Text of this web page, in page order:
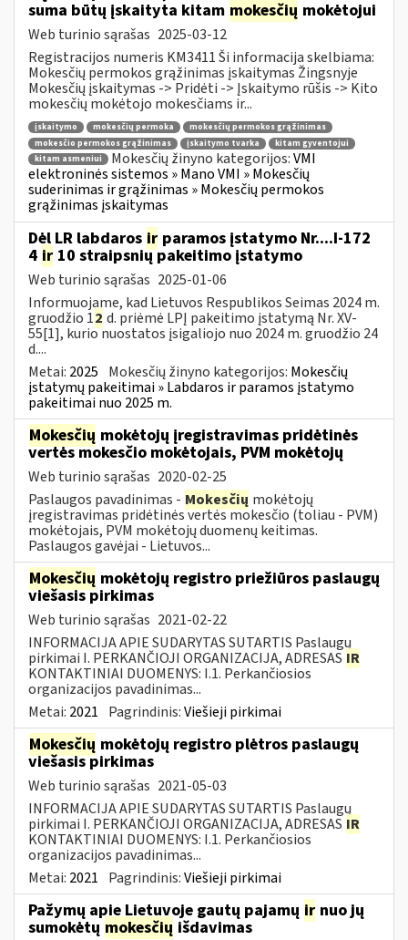
suma būtų įskaityta kitam mokesčių mokėtojui
Web turinio sąrašas 2025-03-12
Registracijos numeris KM3411 Ši informacija skelbiama:
Mokesčių permokos grąžinimas įskaitymas Žingsnyje
Mokesčių įskaitymas -> Pridėti -> Įskaitymo rūšis -> Kito
mokesčių mokėtojo mokesčiams ir...
įskaitymo mokesčių permoka
mokesčių permokos grąžinimas
mokesčio permokos grąžinimas
įskaitymo tvarka
kitam gyventojui
kitam asmeniui
Mokesčių žinyno kategorijos:VMI
elektroninės sistemos » Mano VMI » Mokesčių
suderinimas ir grąžinimas » Mokesčių permokos
grąžinimas įskaitymas
Dėl LR labdaros ir paramos įstatymo Nr....I-172
4 ir 10 straipsnių pakeitimo įstatymo
Web turinio sąrašas 2025-01-06
Informuojame, kad Lietuvos Respublikos Seimas 2024 m.
gruodžio 12 d. priėmė LPĮ pakeitimo įstatymą Nr. XV-
55[1], kurio nuostatos įsigaliojo nuo 2024 m. gruodžio 24
d....
Metai: 2025 Mokesčių žinyno kategorijos: Mokesčių
įstatymų pakeitimai » Labdaros ir paramos įstatymo
pakeitimai nuo 2025 m.
Mokesčių mokėtojų įregistravimas pridėtinės
vertės mokesčio mokėtojais, PVM mokėtojų
Web turinio sąrašas 2020-02-25
Paslaugos pavadinimas - Mokesčių mokėtojų
įregistravimas pridėtinės vertės mokesčio (toliau - PVM)
mokėtojais, PVM mokėtojų duomenų keitimas.
Paslaugos gavėjai - Lietuvos...
Mokesčių mokėtojų registro priežiūros paslaugų
viešasis pirkimas
Web turinio sąrašas 2021-02-22
INFORMACIJA APIE SUDARYTAS SUTARTIS Paslaugų
pirkimai I. PERKANČIOJI ORGANIZACIJA, ADRESAS IR
KONTAKTINIAI DUOMENYS: I.1. Perkančiosios
organizacijos pavadinimas...
Metai: 2021 Pagrindinis:Viešieji pirkimai
Mokesčių mokėtojų registro plėtros paslaugų
viešasis pirkimas
Web turinio sąrašas 2021-05-03
INFORMACIJA APIE SUDARYTAS SUTARTIS Paslaugų
pirkimai I. PERKANČIOJI ORGANIZACIJA, ADRESAS IR
KONTAKTINIAI DUOMENYS: I.1. Perkančiosios
organizacijos pavadinimas...
Metai: 2021 Pagrindinis:Viešieji pirkimai
Pažymų apie Lietuvoje gautų pajamų ir nuo jų
sumokėtų mokesčių išdavimas